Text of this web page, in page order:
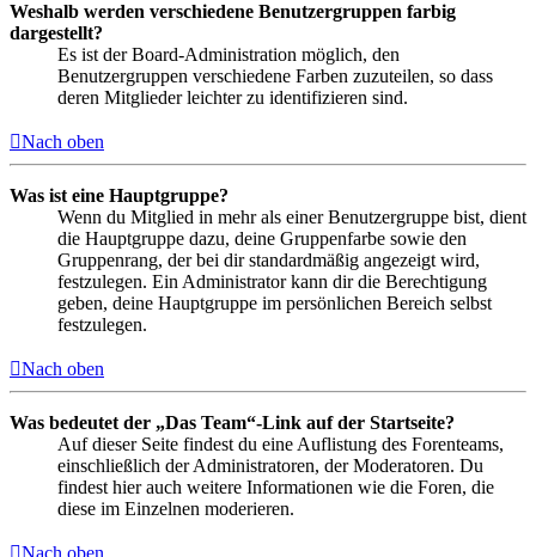
Weshalb werden verschiedene Benutzergruppen farbig
dargestellt?
Es ist der Board-Administration möglich, den
Benutzergruppen verschiedene Farben zuzuteilen, so dass
deren Mitglieder leichter zu identifizieren sind.
Nach oben
Was ist eine Hauptgruppe?
Wenn du Mitglied in mehr als einer Benutzergruppe bist, dient
die Hauptgruppe dazu, deine Gruppenfarbe sowie den
Gruppenrang, der bei dir standardmäßig angezeigt wird,
festzulegen. Ein Administrator kann dir die Berechtigung
geben, deine Hauptgruppe im persönlichen Bereich selbst
festzulegen.
Nach oben
Was bedeutet der „Das Team“-Link auf der Startseite?
Auf dieser Seite findest du eine Auflistung des Forenteams,
einschließlich der Administratoren, der Moderatoren. Du
findest hier auch weitere Informationen wie die Foren, die
diese im Einzelnen moderieren.